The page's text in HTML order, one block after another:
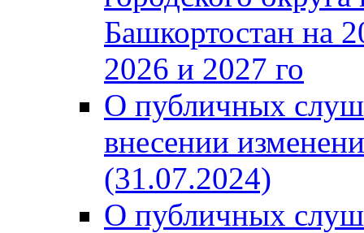
Башкортостан на
2026 и 2027 го
О публичных
внесении
(31.07.2024)
О публичных